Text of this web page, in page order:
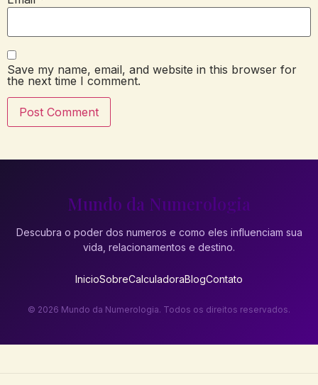
Save my name, email, and website in this browser for
the next time I comment.
Mundo da Numerologia
Descubra o poder dos numeros e como eles influenciam sua
vida, relacionamentos e destino.
InicioSobreCalculadoraBlogContato
© 2026 Mundo da Numerologia. Todos os direitos reservados.